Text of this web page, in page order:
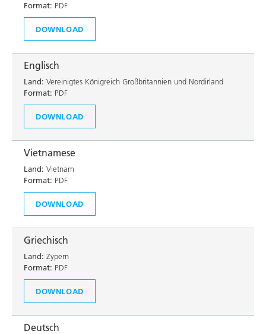
Format: PDF
DOWNLOAD
Englisch
Land: Vereinigtes Königreich Großbritannien und Nordirland
Format: PDF
DOWNLOAD
Vietnamese
Land: Vietnam
Format: PDF
DOWNLOAD
Griechisch
Land: Zypern
Format: PDF
DOWNLOAD
Deutsch